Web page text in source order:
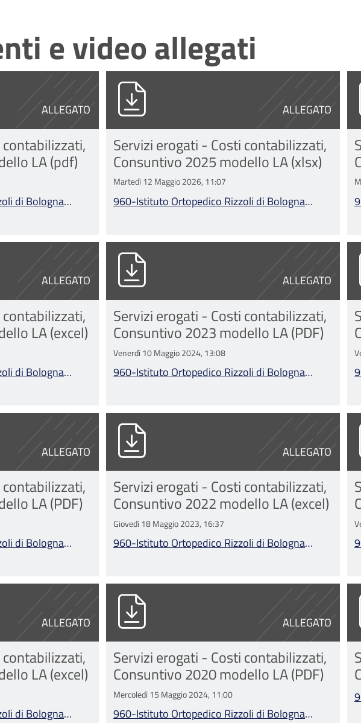
e video allegati
ALLEGATO
Rizzoli di Bologna Consuntivo 2025 modello LA (1).pdf
LA (pdf)
di Bologna
ALLEGATO
960-Istituto Ortopedico Rizzoli di
Servizi erogati - Costi contabilizzati,
Consuntivo 2025 modello LA (xlsx)
Martedì 12 Maggio 2026, 11:07
960-Istituto Ortopedico Rizzoli di Bologna
ALLEGATO
Rizzoli di Bologna Consuntivo 2024 modello LA.xlsx
LA (excel)
di Bologna
ALLEGATO
960-Istituto Ortopedico Rizzoli di
Servizi erogati - Costi contabilizzati,
Consuntivo 2023 modello LA (PDF)
Venerdì 10 Maggio 2024, 13:08
960-Istituto Ortopedico Rizzoli di Bologna
ALLEGATO
Rizzoli di Bologna Consuntivo 2022 modello LA.pdf
LA (PDF)
di Bologna
ALLEGATO
960-Istituto Ortopedico Rizzoli di
Servizi erogati - Costi contabilizzati,
Consuntivo 2022 modello LA (excel)
Giovedì 18 Maggio 2023, 16:37
960-Istituto Ortopedico Rizzoli di Bologna
ALLEGATO
Rizzoli di Bologna Consuntivo 2021 modello LA.xlsx
LA (excel)
di Bologna
ALLEGATO
960-Istituto Ortopedico Rizzoli di
Servizi erogati - Costi contabilizzati,
Consuntivo 2020 modello LA (PDF)
Mercoledì 15 Maggio 2024, 11:00
960-Istituto Ortopedico Rizzoli di Bologna